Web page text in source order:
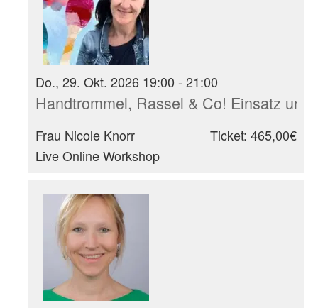
Do., 29. Okt. 2026 19:00 - 21:00
Handtrommel, Rassel & Co! Einsatz
Frau Nicole Knorr
Live Online Workshop
Ticket: 465,00€